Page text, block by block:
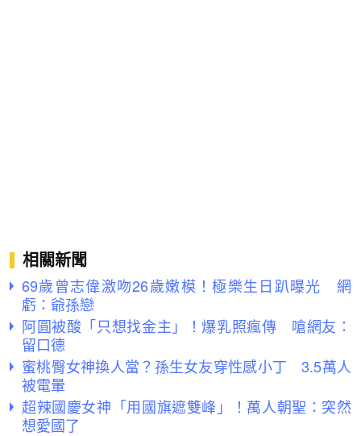
相關新聞
69歲曾志偉激吻26歲嫩模！極樂生日趴曝光 網
虧：爺孫戀
阿圓被酸「只想找金主」！爆乳照瘋傳 嗆網友：
留口德
蜜桃臀女神換人當？孫生女友穿性感小丁 3.5萬人
被電暈
超辣國慶女神「用國旗遮雙峰」！萬人朝聖：突然
想愛國了